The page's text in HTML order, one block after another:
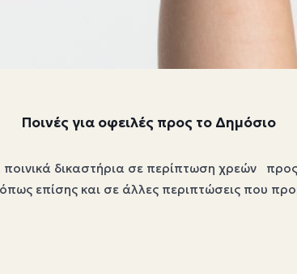
Ποινές για οφειλές προς το Δημόσιο
δικαστήρια σε περίπτωση χρεών
επίσης και σε άλλες περιπτώσεις που